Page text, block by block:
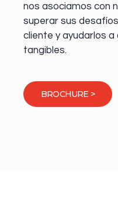
nos asociamos con
superar sus
cliente y ayudarlos
tangibles.
BROCHURE >